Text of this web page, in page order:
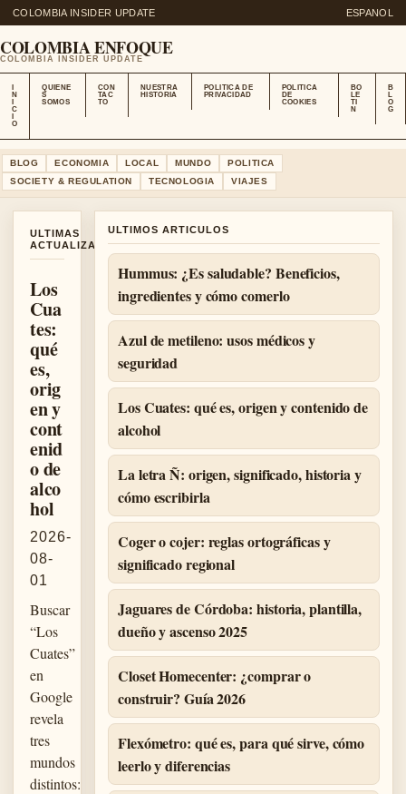
COLOMBIA INSIDER UPDATE ESPANOL
COLOMBIA ENFOQUE
COLOMBIA INSIDER UPDATE
N
C
O
QUIENE
S
SOMOS
CON
TAC
TO
NUESTRA
HISTORIA
POLITICA DE
PRIVACIDAD
POLITICA
DE
COOKIES
BO
LE
TI
N
B
L
O
G
BLOG ECONOMIA LOCAL MUNDO
POLITICA
SOCIETY & REGULATION
TECNOLOGIA VIAJES
ULTIMAS
ACTUALIZACIONES
Los
Cua
tes:
qué
es,
orig
en y
cont
enid
o de
alco
hol
2026-
08-
01
Buscar
“Los
Cuates”
en
Google
revela
tres
mundos
distintos:
ULTIMOS ARTICULOS
Hummus: ¿Es saludable? Beneficios,
ingredientes y cómo comerlo
Azul de metileno: usos médicos y
seguridad
Los Cuates: qué es, origen y contenido de
alcohol
La letra Ñ: origen, significado, historia y
cómo escribirla
Coger o cojer: reglas ortográficas y
significado regional
Jaguares de Córdoba: historia, plantilla,
dueño y ascenso 2025
Closet Homecenter: ¿comprar o
construir? Guía 2026
Flexómetro: qué es, para qué sirve, cómo
leerlo y diferencias